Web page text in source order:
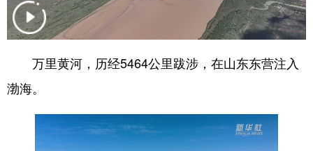
会展 时尚
万里黄河，历经5464公里跋涉，在山东东营注入
渤海。